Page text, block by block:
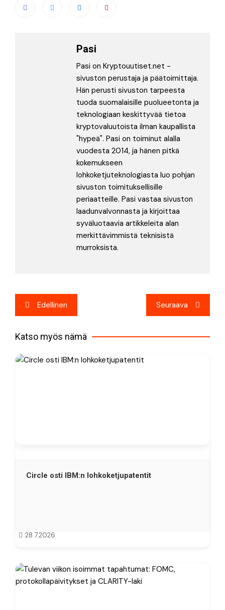
Pasi
Pasi on Kryptouutiset.net -
sivuston perustaja ja päätoimittaja.
Hän perusti sivuston tarpeesta
tuoda suomalaisille puolueetonta ja
teknologiaan keskittyvää tietoa
kryptovaluutoista ilman kaupallista
"hypeä". Pasi on toiminut alalla
vuodesta 2014, ja hänen pitkä
kokemukseen
lohkoketjuteknologiasta luo pohjan
sivuston toimituksellisille
periaatteille. Pasi vastaa sivuston
laadunvalvonnasta ja kirjoittaa
syväluotaavia artikkeleita alan
merkittävimmistä teknisistä
murroksista.
Artikkelien
selaus
Edellinen Seuraava
Katso myös nämä
Circle osti IBM:n lohkoketjupatentit
28.7.2026